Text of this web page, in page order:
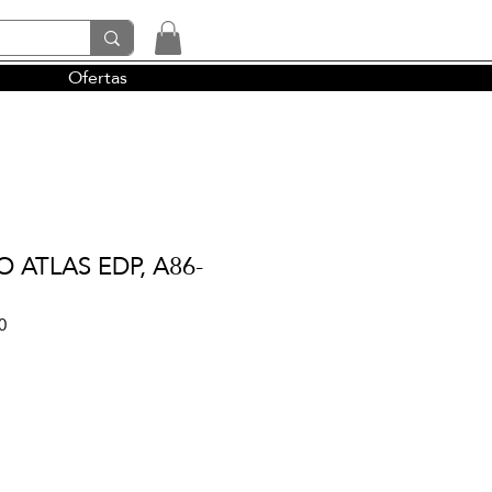
y la perfumería árabe
Ofertas
ATLAS EDP, A86-